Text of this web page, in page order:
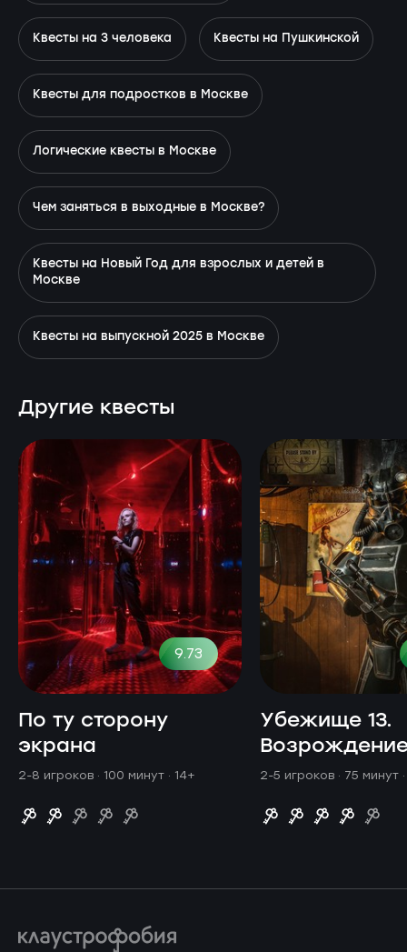
Квесты на 3 человека Квесты на Пушкинской
Квесты для подростков в Москве
Логические квесты в Москве
Чем заняться в выходные в Москве?
Квесты на Новый Год для взрослых и детей в
Москве
Квесты на выпускной 2025 в Москве
Другие квесты
9.73
По ту сторону
экрана
2-8 игроков · 100 минут · 14+
Убежище 13.
2-5 игроков · 75 минут